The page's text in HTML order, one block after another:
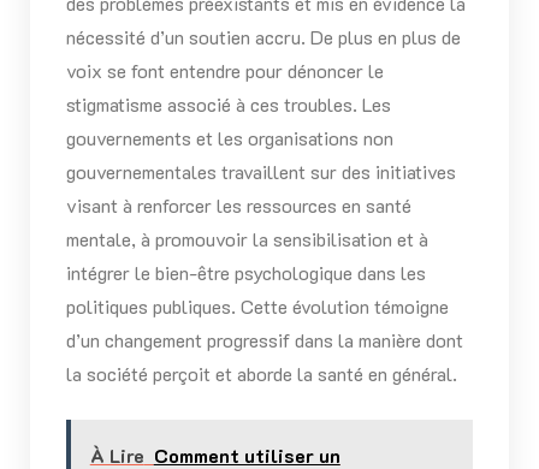
nécessité d’un soutien accru. De plus en plus de
voix se font entendre pour dénoncer le
stigmatisme associé à ces troubles. Les
gouvernements et les organisations non
gouvernementales travaillent sur des initiatives
visant à renforcer les ressources en santé
mentale, à promouvoir la sensibilisation et à
intégrer le bien-être psychologique dans les
politiques publiques. Cette évolution témoigne
d’un changement progressif dans la manière dont
la société perçoit et aborde la santé en général.
À Lire Comment utiliser un